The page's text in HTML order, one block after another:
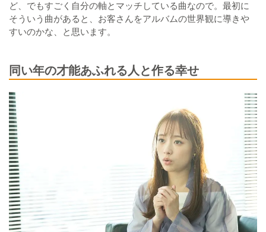
ど、でもすごく自分の軸とマッチしている曲なので。最初に
そういう曲があると、お客さんをアルバムの世界観に導きや
すいのかな、と思います。
同い年の才能あふれる人と作る幸せ